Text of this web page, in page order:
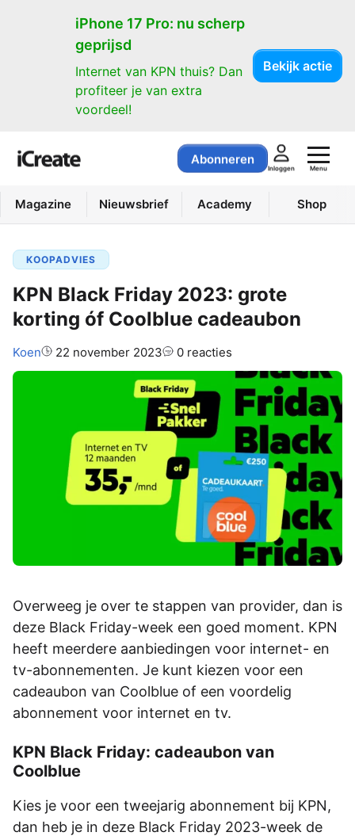
iPhone 17 Pro: nu scherp
geprijsd
Internet van KPN thuis? Dan
profiteer je van extra
voordeel!
Bekijk actie
Abonneren
Inloggen Menu
Magazine Nieuwsbrief Academy Shop
KOOPADVIES
KPN Black Friday 2023: grote
korting óf Coolblue cadeaubon
Auteur:
Koen 22 november 2023 0 reacties
Overweeg je over te stappen van provider, dan is
deze Black Friday-week een goed moment. KPN
heeft meerdere aanbiedingen voor internet- en
tv-abonnementen. Je kunt kiezen voor een
cadeaubon van Coolblue of een voordelig
abonnement voor internet en tv.
KPN Black Friday: cadeaubon van
Coolblue
Kies je voor een tweejarig abonnement bij KPN,
dan heb je in deze Black Friday 2023-week de